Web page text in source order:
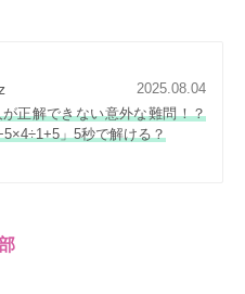
2025.08.04
が正解できない意外な難問！？
」5秒で解ける？